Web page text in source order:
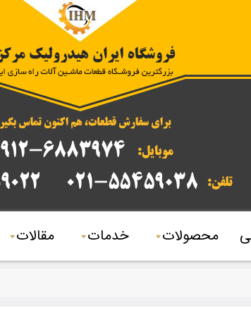
محصولات خدمات مقالات